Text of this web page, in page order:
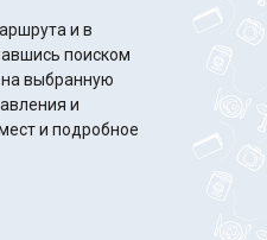
и в
выбранную
и
и подробное